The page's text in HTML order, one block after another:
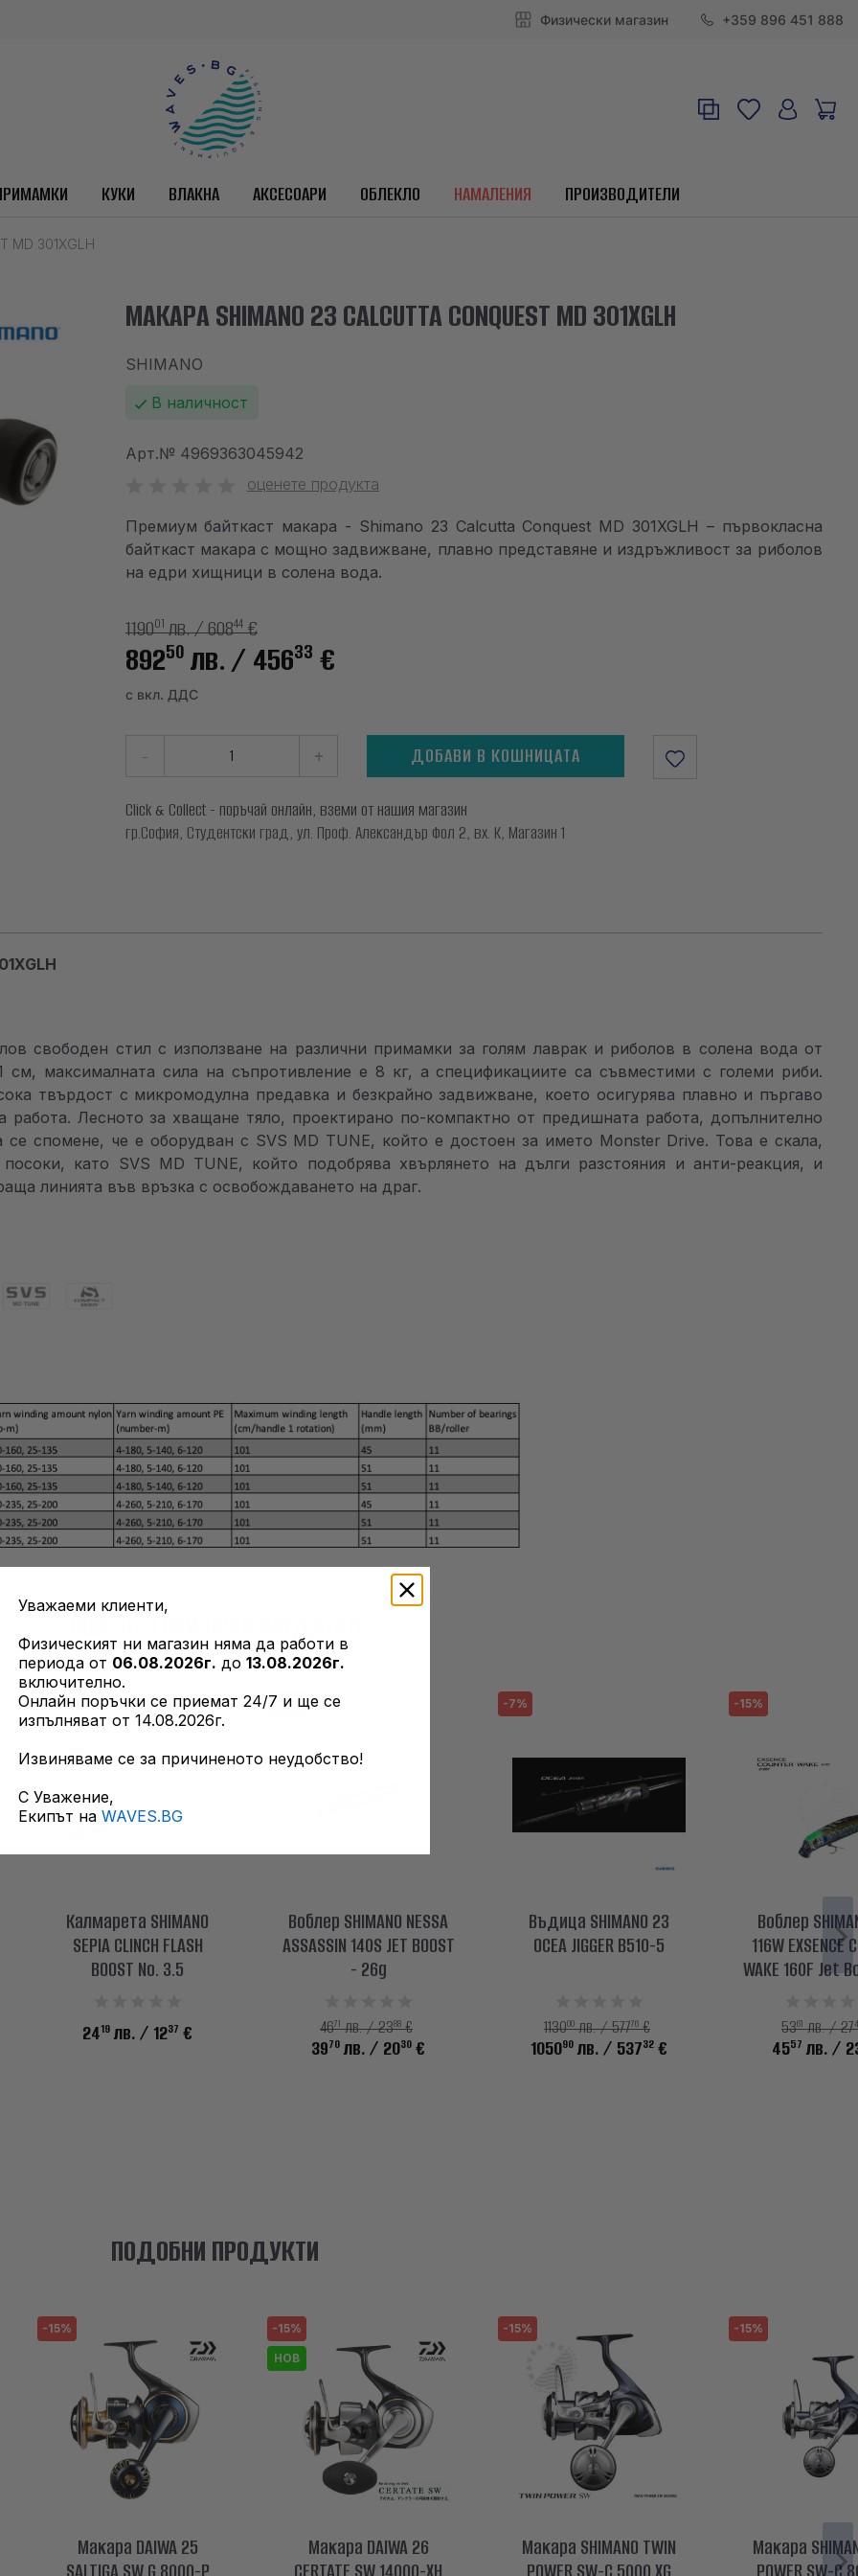
Физически магазин +359 896 451 888
КУКИ ВЛАКНА АКСЕСОАРИ ОБЛЕКЛО НАМАЛЕНИЯ ПРОИЗВОДИТЕЛИ
MD 301XGLH
МАКАРА SHIMANO 23 CALCUTTA CONQUEST MD 301XGLH
SHIMANO
В наличност
Арт.№ 4969363045942
оценете продукта
Премиум байткаст макара - Shimano 23 Calcutta Conquest MD 301XGLH – първокласна
байткаст макара с мощно задвижване, плавно представяне и издръжливост за риболов
на едри хищници в солена вода.
119001лв./ 60844€
89250лв./ 45633 €
с вкл. ДДС
- + ДОБАВИ В КОШНИЦАТА
Click & Collect - поръчай онлайн, вземи от нашия магазин
гр.София, Студентски град, ул. Проф. Александър Фол 2, вх. К, Магазин 1
свободен стил с използване на различни примамки за голям лаврак и риболов в солена вода от
см, максималната сила на съпротивление е 8 кг, а спецификациите са съвместими с големи риби.
твърдост с микромодулна предавка и безкрайно задвижване, което осигурява плавно и пъргаво
работа. Лесното за хващане тяло, проектирано по-компактно от предишната работа, допълнително
се спомене, че е оборудван с SVS MD TUNE, който е достоен за името Monster Drive. Това е скала,
като SVS MD TUNE, който подобрява хвърлянето на дълги разстояния и анти-реакция, и
линията във връзка с освобождаването на драг.
ОЩЕ ОТ ТОЗИ ПРОИЗВОДИТЕЛ
Калмарета SHIMANO
SEPIA CLINCH FLASH
BOOST No. 3.5
2419 лв./ 1237 €
-15%
Воблер SHIMANO NESSA
ASSASSIN 140S JET BOOST
- 26g
4671лв. / 2388€
3970 лв./ 2030 €
-7%
Въдица SHIMANO 23
OCEA JIGGER B510-5
113000лв. / 57776€
105090 лв./ 53732 €
-15%
Воблер
116W EXSENCE
WAKE 160F Jet
5361лв. / 27
4557 лв./
ПОДОБНИ ПРОДУКТИ
-15%
Макара DAIWA 25
-15%
НОВ
Макара DAIWA 26
-15%
Макара SHIMANO TWIN
-15%
Макара
Уважаеми клиенти,
Физическият ни магазин няма да работи в
периода от 06.08.2026г. до 13.08.2026г.
включително.
Онлайн поръчки се приемат 24/7 и ще се
изпълняват от 14.08.2026г.
Извиняваме се за причиненото неудобство!
С Уважение,
Екипът на WAVES.BG